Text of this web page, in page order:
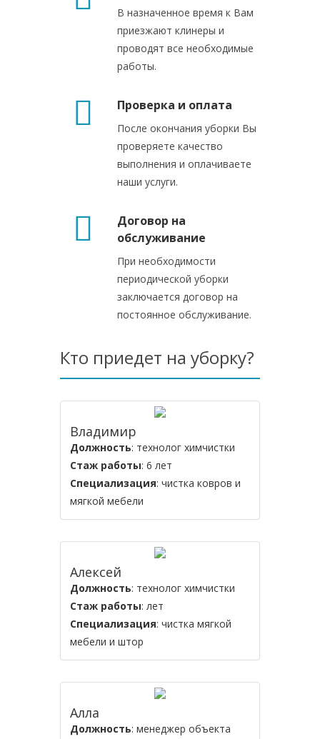
В назначенное время к Вам
приезжают клинеры и
проводят все необходимые
работы.
Проверка и оплата
После окончания уборки Вы
проверяете качество
выполнения и оплачиваете
наши услуги.
Договор на
обслуживание
При необходимости
периодической уборки
заключается договор на
постоянное обслуживание.
Кто приедет на уборку?
Владимир
Должность: технолог химчистки
Стаж работы: 6 лет
Специализация: чистка ковров и
мягкой мебели
Алексей
Должность: технолог химчистки
Стаж работы: лет
Специализация: чистка мягкой
мебели и штор
Алла
Должность: менеджер объекта